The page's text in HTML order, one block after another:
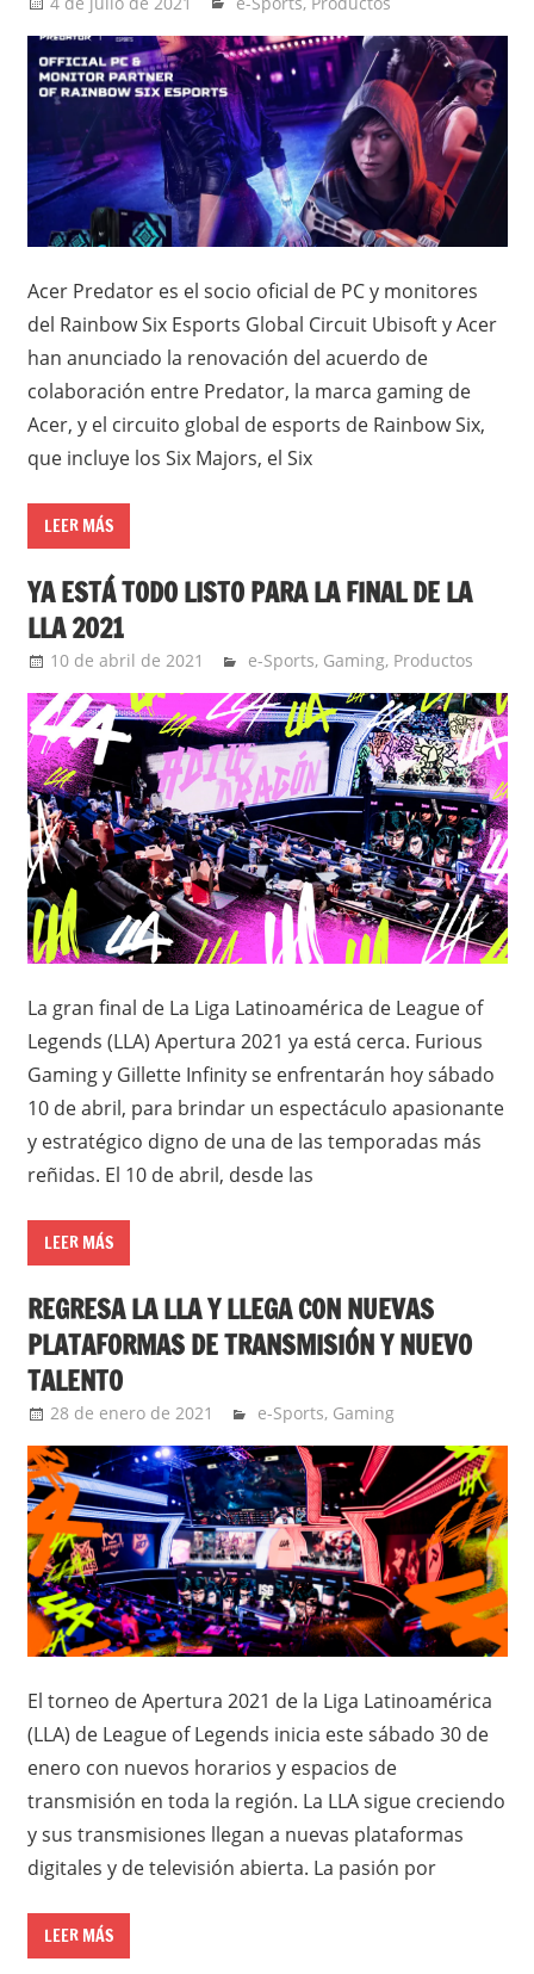
Acer Predator es el socio oficial de PC y monitores
del Rainbow Six Esports Global Circuit Ubisoft y Acer
han anunciado la renovación del acuerdo de
colaboración entre Predator, la marca gaming de
Acer, y el circuito global de esports de Rainbow Six,
que incluye los Six Majors, el Six
LEER MÁS
YA ESTÁ TODO LISTO PARA LA FINAL DE LA
LLA 2021
10 de abril de 2021 Ernesto Herrera
e-Sports, Gaming, Productos
La gran final de La Liga Latinoamérica de League of
Legends (LLA) Apertura 2021 ya está cerca. Furious
Gaming y Gillette Infinity se enfrentarán hoy sábado
10 de abril, para brindar un espectáculo apasionante
y estratégico digno de una de las temporadas más
reñidas. El 10 de abril, desde las
LEER MÁS
REGRESA LA LLA Y LLEGA CON NUEVAS
PLATAFORMAS DE TRANSMISIÓN Y NUEVO
TALENTO
28 de enero de 2021 Ernesto Herrera
e-Sports, Gaming
El torneo de Apertura 2021 de la Liga Latinoamérica
(LLA) de League of Legends inicia este sábado 30 de
enero con nuevos horarios y espacios de
transmisión en toda la región. La LLA sigue creciendo
y sus transmisiones llegan a nuevas plataformas
digitales y de televisión abierta. La pasión por
LEER MÁS